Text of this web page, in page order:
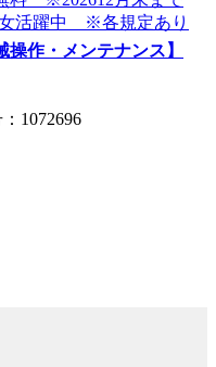
操作・メンテナンス】
1072696